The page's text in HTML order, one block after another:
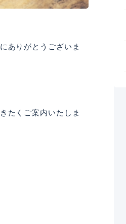
ありがとうございま
たくご案内いたしま